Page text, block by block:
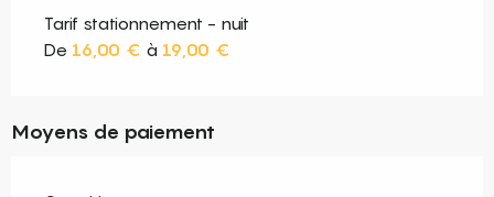
Tarif stationnement - nuit
De 16,00 € à 19,00 €
Moyens de paiement